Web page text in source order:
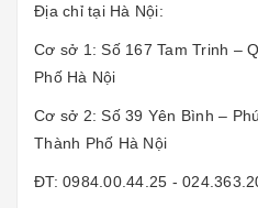
Địa chỉ tại Hà Nội:
Cơ sở 1: Số 167 Tam Trinh –
Phố Hà Nội
Cơ sở 2: Số 39 Yên Bình –
Thành Phố Hà Nội
ĐT: 0984.00.44.25 -